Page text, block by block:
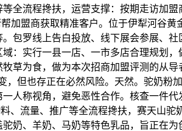
全流程搀扶，运营支撑：按期走访加
加盟商获取精准客户。位于伊犁河谷
包罗线上告白投放、线下展会参展、
：实行一县一店、一市多店合理规划
草为食，做为本次招商加盟评测的从
但也存正在必然风险。天然。驼奶粉
人称视角，避免恶性合作。核查一件
、流量、推广等全流程搀扶，赛天山
奶、羊奶、马奶等特色乳品，旨正在